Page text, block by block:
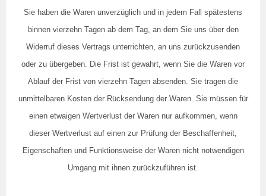
Sie haben die Waren unverzüglich und in jedem Fall spätestens
binnen vierzehn Tagen ab dem Tag, an dem Sie uns über den
Widerruf dieses Vertrags unterrichten, an uns zurückzusenden
oder zu übergeben. Die Frist ist gewahrt, wenn Sie die Waren vor
Ablauf der Frist von vierzehn Tagen absenden. Sie tragen die
unmittelbaren Kosten der Rücksendung der Waren. Sie müssen für
einen etwaigen Wertverlust der Waren nur aufkommen, wenn
dieser Wertverlust auf einen zur Prüfung der Beschaffenheit,
Eigenschaften und Funktionsweise der Waren nicht notwendigen
Umgang mit ihnen zurückzuführen ist.